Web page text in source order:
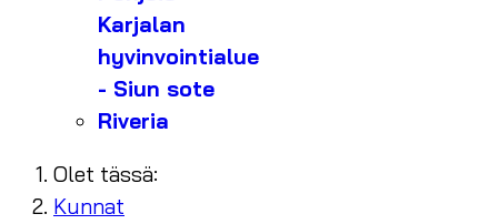
Karjalan
hyvinvointialue
- Siun sote
Riveria
Olet tässä:
Kunnat